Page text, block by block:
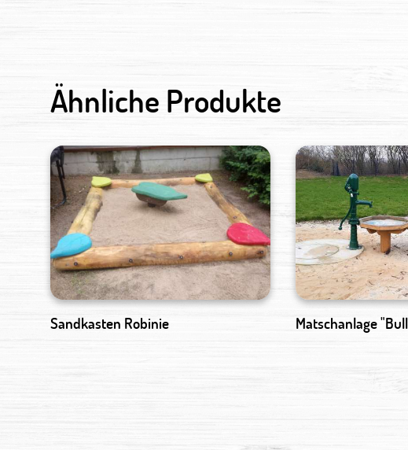
Ähnliche Produkte
Sandkasten Robinie Matschanlage